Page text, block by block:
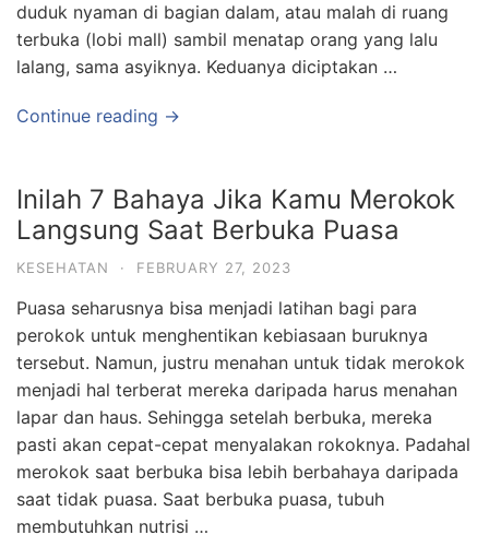
duduk nyaman di bagian dalam, atau malah di ruang
terbuka (lobi mall) sambil menatap orang yang lalu
lalang, sama asyiknya. Keduanya diciptakan …
Continue reading →
Inilah 7 Bahaya Jika Kamu Merokok
Langsung Saat Berbuka Puasa
KESEHATAN · FEBRUARY 27, 2023
Puasa seharusnya bisa menjadi latihan bagi para
perokok untuk menghentikan kebiasaan buruknya
tersebut. Namun, justru menahan untuk tidak merokok
menjadi hal terberat mereka daripada harus menahan
lapar dan haus. Sehingga setelah berbuka, mereka
pasti akan cepat-cepat menyalakan rokoknya. Padahal
merokok saat berbuka bisa lebih berbahaya daripada
saat tidak puasa. Saat berbuka puasa, tubuh
membutuhkan nutrisi …